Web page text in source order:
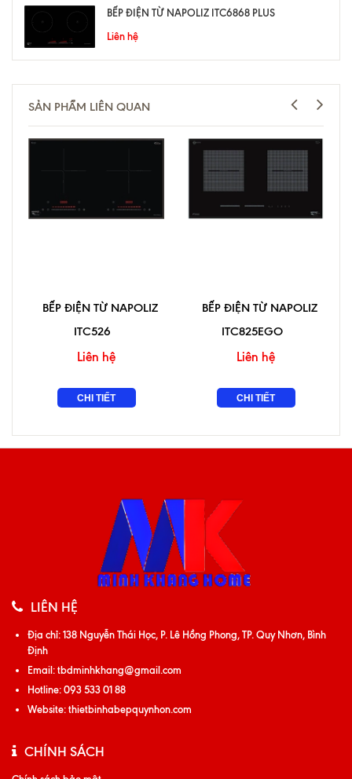
BẾP ĐIỆN TỪ NAPOLIZ ITC6868 PLUS
Liên hệ
SẢN PHẨM LIÊN QUAN
BẾP ĐIỆN TỪ NAPOLIZ
ITC526
Liên hệ
CHI TIẾT
BẾP ĐIỆN TỪ NAPOLIZ
ITC825EGO
Liên hệ
CHI TIẾT
LIÊN HỆ
Địa chỉ:138 Nguyễn Thái Học, P. Lê Hồng Phong, TP. Quy Nhơn, Bình
Định
Email:tbdminhkhang@gmail.com
Hotline:093 533 01 88
Website:thietbinhabepquynhon.com
CHÍNH SÁCH